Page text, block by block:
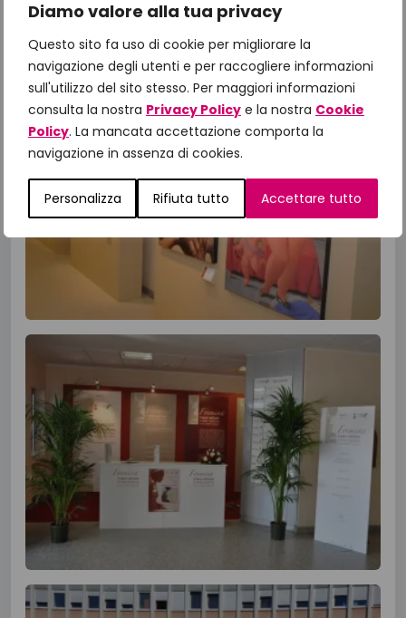
Diamo valore alla tua privacy
Questo sito fa uso di cookie per migliorare la
navigazione degli utenti e per raccogliere informazioni
sull'utilizzo del sito stesso. Per maggiori informazioni
consulta la nostra Privacy Policy e la nostra Cookie
Policy. La mancata accettazione comporta la
navigazione in assenza di cookies.
Personalizza Rifiuta tutto Accettare tutto